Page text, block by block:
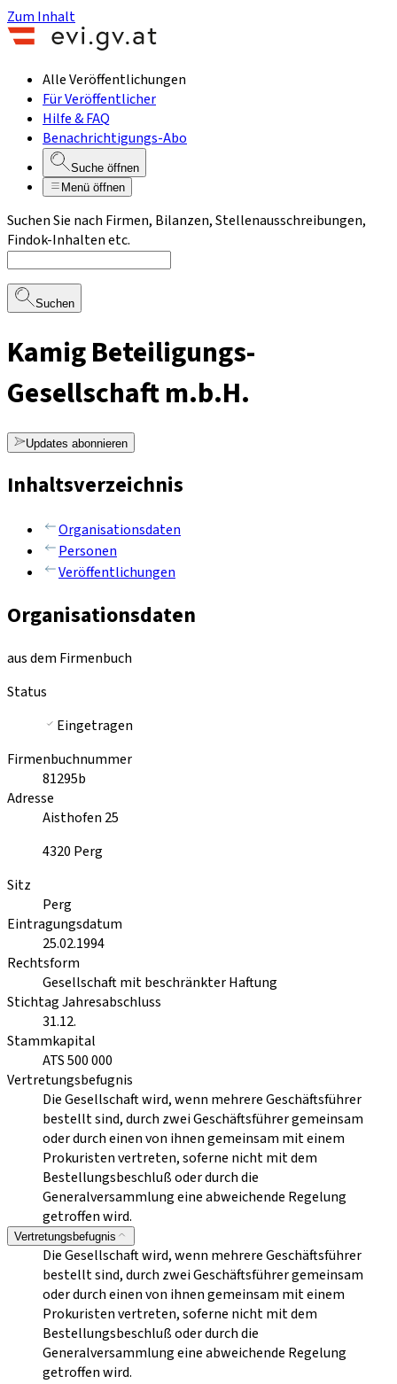
Zum Inhalt
Alle Veröffentlichungen
Für Veröffentlicher
Hilfe & FAQ
Benachrichtigungs-Abo
Suche öffnen
Menü öffnen
Suchen Sie nach Firmen, Bilanzen, Stellenausschreibungen,
Findok-Inhalten etc.
Suchen
Kamig Beteiligungs-
Gesellschaft m.b.H.
Updates abonnieren
Inhaltsverzeichnis
Organisationsdaten
Personen
Veröffentlichungen
Organisationsdaten
aus dem Firmenbuch
Status
Eingetragen
Firmenbuchnummer
81295b
Adresse
Aisthofen 25
4320 Perg
Sitz
Perg
Eintragungsdatum
25.02.1994
Rechtsform
Gesellschaft mit beschränkter Haftung
Stichtag Jahresabschluss
31.12.
Stammkapital
ATS 500 000
Vertretungsbefugnis
Die Gesellschaft wird, wenn mehrere Geschäftsführer
bestellt sind, durch zwei Geschäftsführer gemeinsam
oder durch einen von ihnen gemeinsam mit einem
Prokuristen vertreten, soferne nicht mit dem
Bestellungsbeschluß oder durch die
Generalversammlung eine abweichende Regelung
getroffen wird.
Vertretungsbefugnis
Die Gesellschaft wird, wenn mehrere Geschäftsführer
bestellt sind, durch zwei Geschäftsführer gemeinsam
oder durch einen von ihnen gemeinsam mit einem
Prokuristen vertreten, soferne nicht mit dem
Bestellungsbeschluß oder durch die
Generalversammlung eine abweichende Regelung
getroffen wird.